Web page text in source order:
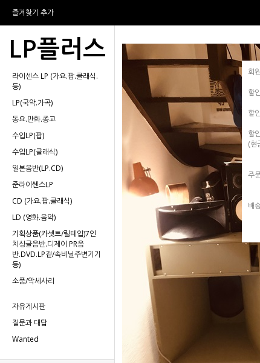
즐겨찾기 추가
LP플러스
라이센스 LP (가요.팝.클래식.
등)
LP(국악.가곡)
동요.만화.종교
수입LP(팝)
수입LP(클래식)
일본음반(LP.CD)
준라이쎈스LP
CD (가요.팝.클래식)
LD (영화.음악)
기획상품(카셋트/릴테입)7인
치싱글음반.디제이 PR음
반.DVD.LP겉/속비닐주변기기
등)
소품/악세사리
자유게시판
질문과 대답
Wanted
회
할
할
할
(현
주
배